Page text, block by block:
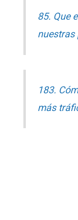
85. Que
nuestras
183.
más